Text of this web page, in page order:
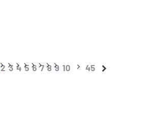
2 3 4 5 6 7 8 9 10 45